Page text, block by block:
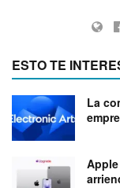
ESTO TE
La